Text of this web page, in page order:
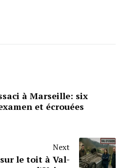
à Marseille: six
et écrouées
Next
le toit à Val-